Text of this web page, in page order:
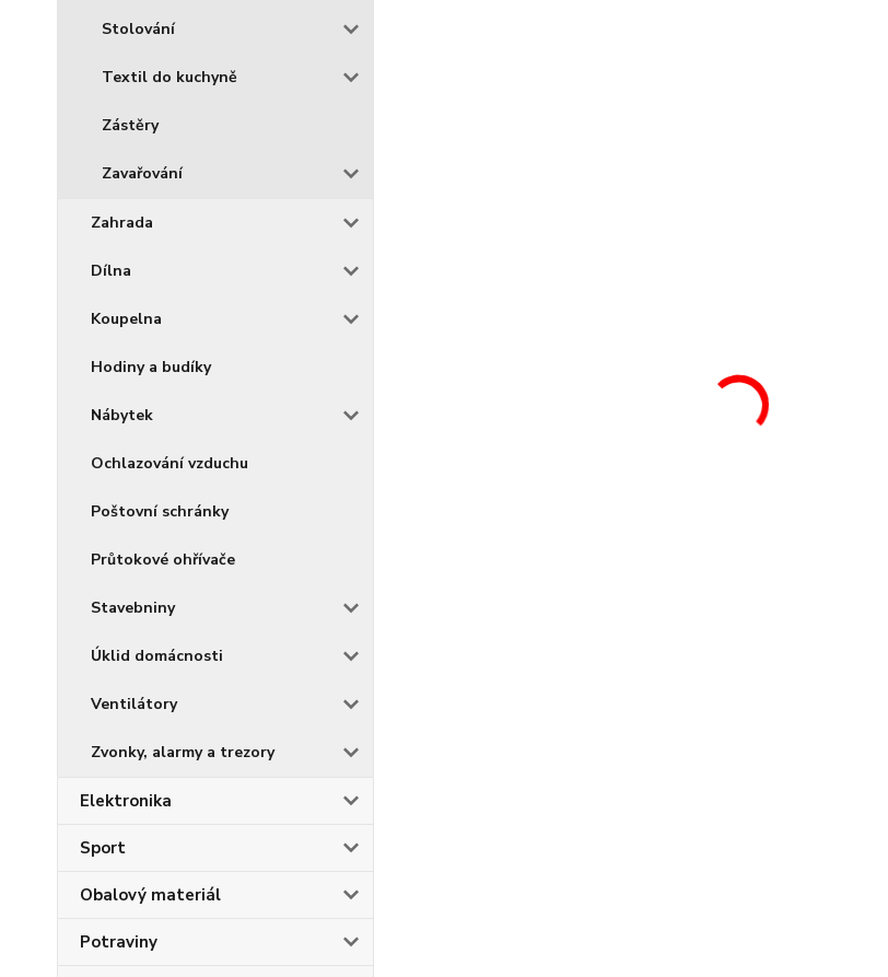
Stolování
Textil do kuchyně
Zástěry
Zavařování
Zahrada
Dílna
Koupelna
Hodiny a budíky
Nábytek
Ochlazování vzduchu
Poštovní schránky
Průtokové ohřívače
Stavebniny
Úklid domácnosti
Ventilátory
Zvonky, alarmy a trezory
Elektronika
Sport
Obalový materiál
Potraviny